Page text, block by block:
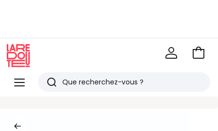
-30€ tous les 100€*
Menu
Redoute
Rechercher
Voir